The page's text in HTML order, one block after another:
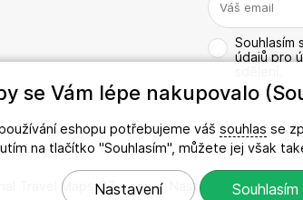
Souhlasím
údajůpro
Travel Maps CZ s.r.o. / Nastavení cookies /
se Vám lépe nakupovalo
eshopu potřebujeme váš souhlas se
na tlačítko "Souhlasím", můžete jej však
Nastavení Souhlasím